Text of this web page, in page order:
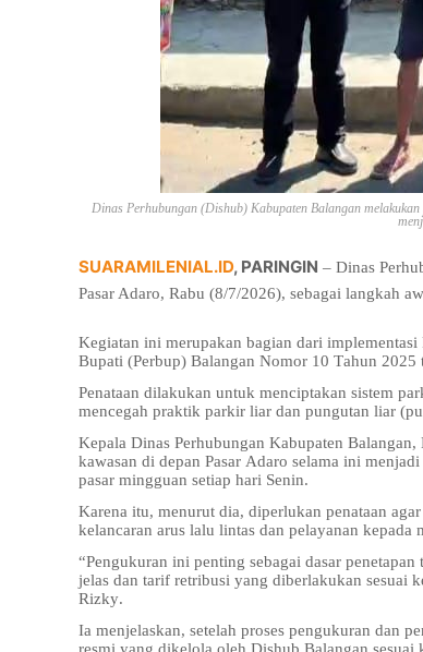
Dinas Perhubungan (Dishub) Kabupaten Balangan
SUARAMILENIAL.ID, PARINGIN – Dinas
Pasar Adaro, Rabu (8/7/2026), sebagai langkah
Kegiatan ini merupakan bagian dari implementasi
Bupati (Perbup) Balangan Nomor 10 Tahun 2025
Penataan dilakukan untuk menciptakan sistem
mencegah praktik parkir liar dan pungutan liar
Kepala Dinas Perhubungan Kabupaten
kawasan di depan Pasar Adaro selama ini
pasar mingguan setiap hari Senin.
Karena itu, menurut dia, diperlukan penataan
kelancaran arus lalu lintas dan pelayanan kepada
“Pengukuran ini penting sebagai dasar
jelas dan tarif retribusi yang diberlakukan sesuai
Rizky.
Ia menjelaskan, setelah proses pengukuran dan